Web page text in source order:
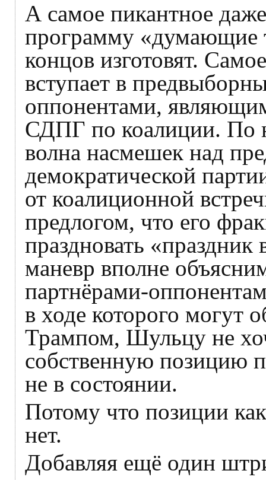
А самое пикантное
программу «думающие
концов изготовят.
вступает в
оппонентами,
СДПГ по коалиции. По
волна насмешек над
демократической
от коалиционной
предлогом, что его
праздновать
маневр вполне
партнёрами-
в ходе которого могут
Трампом, Шульцу не
собственную позицию
не в состоянии.
Потому что позиции
нет.
Добавляя ещё один